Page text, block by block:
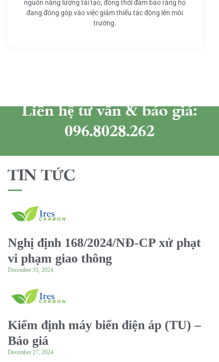
nguồn năng lượng tái tạo, đồng thời đảm bảo rằng họ
đang đóng góp vào việc giảm thiểu tác động lên môi
trường.
Liên hệ tư vấn & báo giá:
096.8028.262
TIN TỨC
Nghị định 168/2024/NĐ-CP xử phạt
vi phạm giao thông
December 31, 2024
Kiểm định máy biến điện áp (TU) –
Báo giá
December 27, 2024